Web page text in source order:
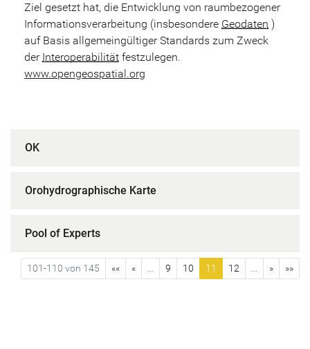
Ziel gesetzt hat, die Entwicklung von raumbezogener
Informationsverarbeitung (insbesondere Geodaten )
auf Basis allgemeingültiger Standards zum Zweck
der Interoperabilität festzulegen.
www.opengeospatial.org
OK
Orohydrographische Karte
Pool of Experts
101-110 von 145 «« « 9 10 11 12 » »»